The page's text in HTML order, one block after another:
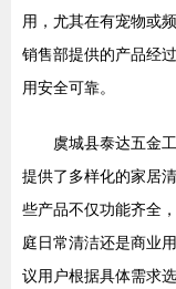
用，尤其在有宠物或
销售部提供的产品经
用安全可靠。
虞城县泰达五金
提供了多样化的家居
些产品不仅功能齐全
庭日常清洁还是商业
议用户根据具体需求